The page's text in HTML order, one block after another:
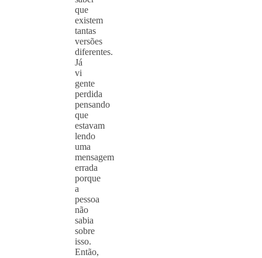
que
existem
tantas
versões
diferentes.
Já
vi
gente
perdida
pensando
que
estavam
lendo
uma
mensagem
errada
porque
a
pessoa
não
sabia
sobre
isso.
Então,